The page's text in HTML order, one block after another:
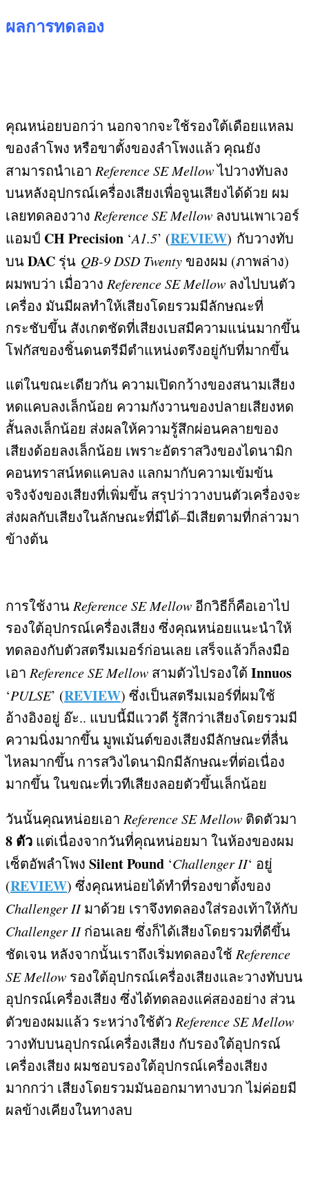
ผลการทดลอง
คุณหน่อยบอกว่า นอกจากจะใช้รองใต้เดือยแหลม
ของลำโพง หรือขาตั้งของลำโพงแล้ว คุณยัง
สามารถนำเอา Reference SE Mellowไปวางทับลง
บนหลังอุปกรณ์เครื่องเสียงเพื่อจูนเสียงได้ด้วย ผม
เลยทดลองวาง Reference SE Mellow ลงบนเพาเวอร์
แอมป์ CH Precision ‘A1.5’ (REVIEW) กับวางทับ
บนDAC รุ่น QB-9 DSD Twenty ของผม (ภาพล่าง)
ผมพบว่า เมื่อวาง Reference SE Mellow ลงไปบนตัว
เครื่อง มันมีผลทำให้เสียงโดยรวมมีลักษณะที่
กระชับขึ้น สังเกตชัดที่เสียงเบสมีความแน่นมากขึ้น
โฟกัสของชิ้นดนตรีมีตำแหน่งตรึงอยู่กับที่มากขึ้น
แต่ในขณะเดียวกัน ความเปิดกว้างของสนามเสียง
หดแคบลงเล็กน้อย ความกังวานของปลายเสียงหด
สั้นลงเล็กน้อย ส่งผลให้ความรู้สึกผ่อนคลายของ
เสียงด้อยลงเล็กน้อย เพราะอัตราสวิงของไดนามิก
คอนทราสน์หดแคบลง แลกมากับความเข้มข้น
จริงจังของเสียงที่เพิ่มขึ้น สรุปว่าวางบนตัวเครื่องจะ
ส่งผลกับเสียงในลักษณะที่มีได้–มีเสียตามที่กล่าวมา
ข้างต้น
การใช้งาน Reference SE Mellow อีกวิธีก็คือเอาไป
รองใต้อุปกรณ์เครื่องเสียง ซึ่งคุณหน่อยแนะนำให้
ทดลองกับตัวสตรีมเมอร์ก่อนเลย เสร็จแล้วก็ลงมือ
เอา Reference SE Mellow สามตัวไปรองใต้ Innuos
‘PULSE’ (REVIEW) ซึ่งเป็นสตรีมเมอร์ที่ผมใช้
อ้างอิงอยู่ อ๊ะ.. แบบนี้มีแววดี รู้สึกว่าเสียงโดยรวมมี
ความนิ่งมากขึ้น มูพเม้นต์ของเสียงมีลักษณะที่ลื่น
ไหลมากขึ้น การสวิงไดนามิกมีลักษณะที่ต่อเนื่อง
มากขึ้น ในขณะที่เวทีเสียงลอยตัวขึ้นเล็กน้อย
วันนั้นคุณหน่อยเอา Reference SE Mellow ติดตัวมา
8 ตัว แต่เนื่องจากวันที่คุณหน่อยมา ในห้องของผม
เซ็ตอัพลำโพง Silent Pound ‘Challenger II‘ อยู่
(REVIEW) ซึ่งคุณหน่อยได้ทำที่รองขาตั้งของ
Challenger II มาด้วย เราจึงทดลองใส่รองเท้าให้กับ
Challenger II ก่อนเลย ซึ่งก็ได้เสียงโดยรวมที่ดีขึ้น
ชัดเจน หลังจากนั้นเราถึงเริ่มทดลองใช้ Reference
SE Mellow รองใต้อุปกรณ์เครื่องเสียงและวางทับบน
อุปกรณ์เครื่องเสียง ซึ่งได้ทดลองแค่สองอย่าง ส่วน
ตัวของผมแล้ว ระหว่างใช้ตัว Reference SE Mellow
วางทับบนอุปกรณ์เครื่องเสียง กับรองใต้อุปกรณ์
เครื่องเสียง ผมชอบรองใต้อุปกรณ์เครื่องเสียง
มากกว่า เสียงโดยรวมมันออกมาทางบวก ไม่ค่อยมี
ผลข้างเคียงในทางลบ